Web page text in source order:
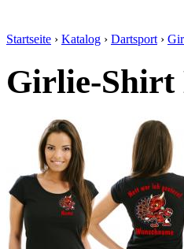
Startseite › Katalog › Dartsport ›
Girlie-Shirt